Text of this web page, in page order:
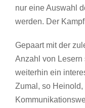
nur eine Auswahl
werden. Der
Gepaart mit der
Anzahl von Lesern
weiterhin ein
Zumal, so